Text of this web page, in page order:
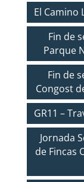
El Camino
Fin de
Parque
Fin de
Congost
GR11 –
Jornada
de Fincas